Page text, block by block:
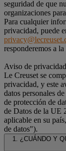
seguridad de que
organizaciones
Para cualquier
privacidad, puede
responderemos a
Aviso de
Le Creuset se
privacidad, y este
datos personales
de protección de
de Datos de la UE
aplicable en su
de datos").
1. ¿CUÁNDO Y